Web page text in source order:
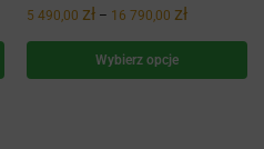
5 490,00 zł – 16 790,00 zł
Wybierz opcje